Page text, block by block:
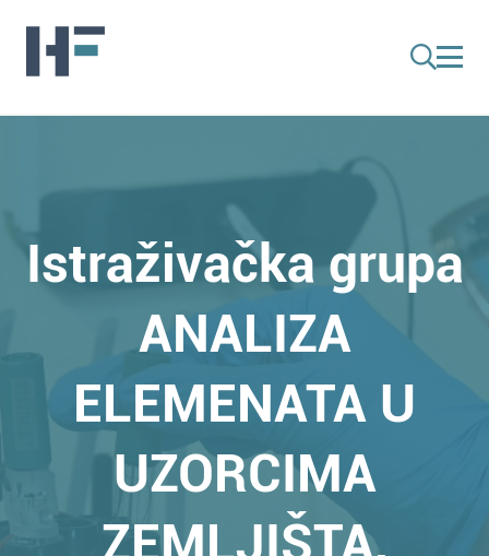
Istraživačka grupa
ANALIZA
ELEMENATA U
UZORCIMA
ZEMLJIŠTA,